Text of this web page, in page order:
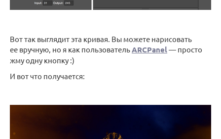
Вот так выглядит эта кривая. Вы можете нарисовать
ее вручную, но я как пользовательARCPanel— просто
жму одну кнопку :)
И вот что получается: